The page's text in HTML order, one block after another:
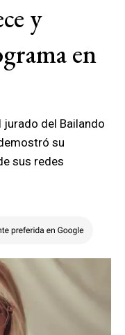
y
en
jurado del Bailando
su
sus redes